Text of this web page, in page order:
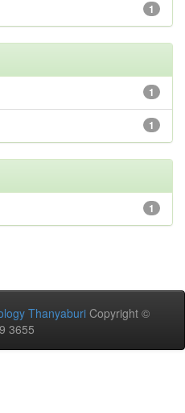
1
1
1
1
Thanyaburi Copyright ©
3655